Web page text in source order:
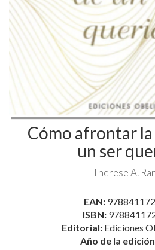
Cómo afrontar
un ser
Therese A.
EAN:
Editorial:Ediciones
Medidas:155 X
Páginas:
(0